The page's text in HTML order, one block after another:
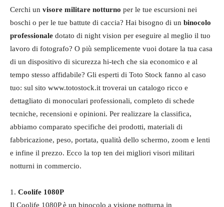
Cerchi un visore militare notturno per le tue escursioni nei
boschi o per le tue battute di caccia? Hai bisogno di un binocolo
professionale dotato di night vision per eseguire al meglio il tuo
lavoro di fotografo? O più semplicemente vuoi dotare la tua casa
di un dispositivo di sicurezza hi-tech che sia economico e al
tempo stesso affidabile? Gli esperti di Toto Stock fanno al caso
tuo: sul sito www.totostock.it troverai un catalogo ricco e
dettagliato di monoculari professionali, completo di schede
tecniche, recensioni e opinioni. Per realizzare la classifica,
abbiamo comparato specifiche dei prodotti, materiali di
fabbricazione, peso, portata, qualità dello schermo, zoom e lenti
e infine il prezzo. Ecco la top ten dei migliori visori militari
notturni in commercio.
1. Coolife 1080P
Il Coolife 1080P è un binocolo a visione notturna in